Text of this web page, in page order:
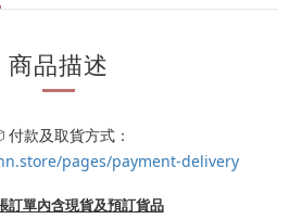
商品描述
付款及取貨方式：
pages/payment-delivery
訂單內含現貨及預訂貨品